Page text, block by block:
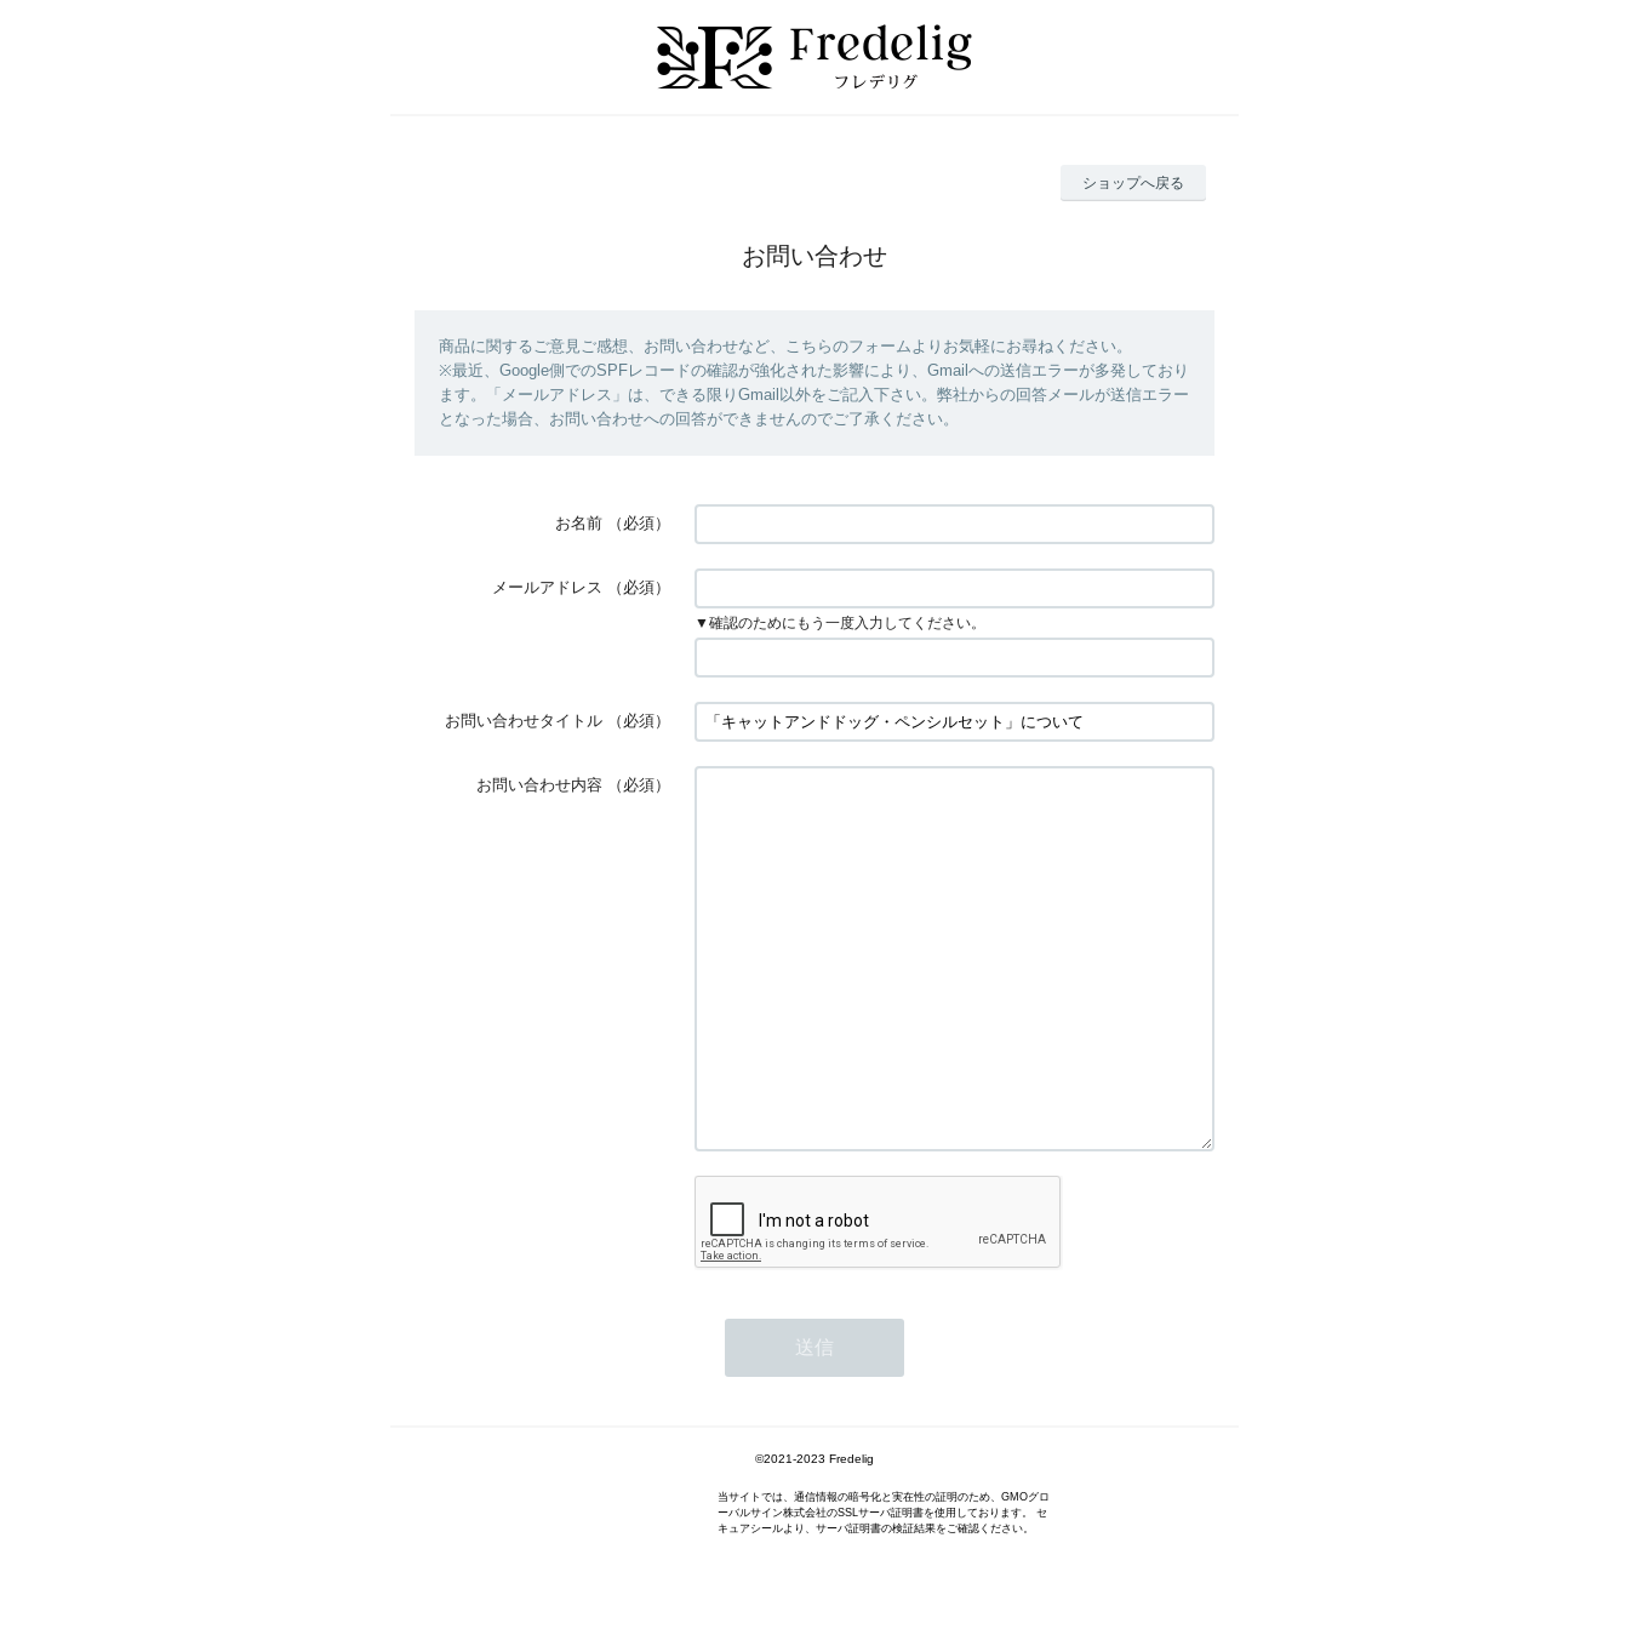
ショップへ戻る
お問い合わせ
商品に関するご意見ご感想、お問い合わせなど、こちらのフォームよりお気軽にお尋ねください。
※最近、Google側でのSPFレコードの確認が強化された影響により、Gmailへの送信エラーが多発しており
ます。「メールアドレス」は、できる限りGmail以外をご記入下さい。弊社からの回答メールが送信エラー
となった場合、お問い合わせへの回答ができませんのでご了承ください。
お名前 （必須）
メールアドレス （必須）
▼確認のためにもう一度入力してください。
お問い合わせタイトル （必須）
お問い合わせ内容 （必須）
©2021-2023 Fredelig
当サイトでは、通信情報の暗号化と実在性の証明のため、GMOグロ
ーバルサイン株式会社のSSLサーバ証明書を使用しております。 セ
キュアシールより、サーバ証明書の検証結果をご確認ください。